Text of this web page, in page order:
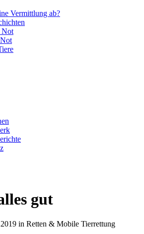
Vermittlung ab?
Not
gut
in Retten & Mobile Tierrettung